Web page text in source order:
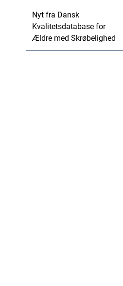
Nyt fra Dansk
Kvalitetsdatabase for
Ældre med Skrøbelighed